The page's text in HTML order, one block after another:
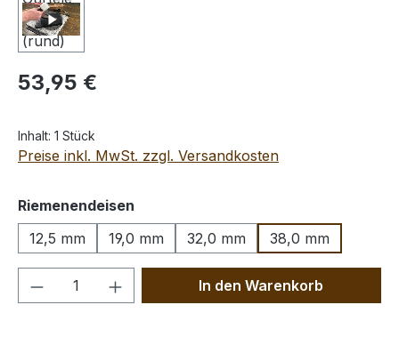
Regulärer Preis:
53,95 €
Inhalt: 1 Stück
Preise inkl. MwSt. zzgl. Versandkosten
Riemenendeisen
12,5 mm
19,0 mm 32,0 mm 38,0 mm
Produkt Anzahl: Gib denIn den Warenkorb